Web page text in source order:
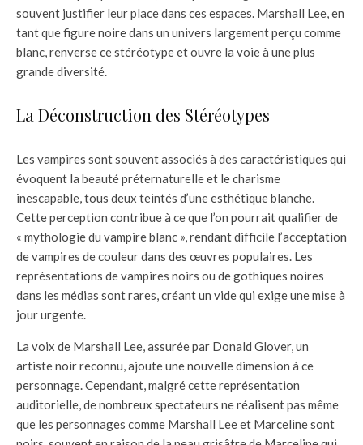
souvent justifier leur place dans ces espaces. Marshall Lee, en
tant que figure noire dans un univers largement perçu comme
blanc, renverse ce stéréotype et ouvre la voie à une plus
grande diversité.
La Déconstruction des Stéréotypes
Les vampires sont souvent associés à des caractéristiques qui
évoquent la beauté préternaturelle et le charisme
inescapable, tous deux teintés d’une esthétique blanche.
Cette perception contribue à ce que l’on pourrait qualifier de
« mythologie du vampire blanc », rendant difficile l’acceptation
de vampires de couleur dans des œuvres populaires. Les
représentations de vampires noirs ou de gothiques noires
dans les médias sont rares, créant un vide qui exige une mise à
jour urgente.
La voix de Marshall Lee, assurée par Donald Glover, un
artiste noir reconnu, ajoute une nouvelle dimension à ce
personnage. Cependant, malgré cette représentation
auditorielle, de nombreux spectateurs ne réalisent pas même
que les personnages comme Marshall Lee et Marceline sont